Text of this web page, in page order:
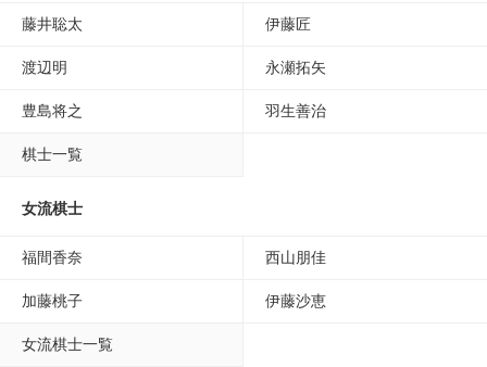
藤井聡太 伊藤匠
渡辺明 永瀬拓矢
豊島将之 羽生善治
棋士一覧
女流棋士
福間香奈 西山朋佳
加藤桃子 伊藤沙恵
女流棋士一覧